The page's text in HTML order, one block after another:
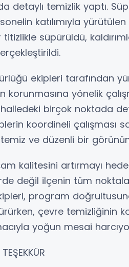
detaylı temizlik yaptı.
katılımıyla
süpürüldü,
ekipleri tarafından
korunmasına yönelik
birçok noktada
koordineli çalışması
ve düzenli bir
kalitesini artırmayı
değil ilçenin tüm
program
çevre temizliğinin
yoğun mesai